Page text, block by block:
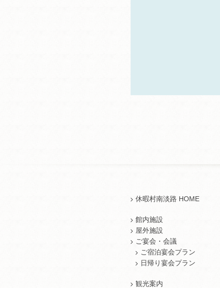
休暇村南淡路 HOME
館内施設
屋外施設
ご宴会・会議
ご宿泊宴会プラン
日帰り宴会プラン
観光案内